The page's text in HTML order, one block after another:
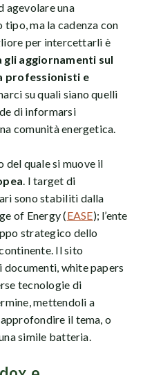
agevolare una
ma la cadenza con
per intercettarli è
gli aggiornamenti sul
professionisti e
su quali siano quelli
di informarsi
comunità energetica.
del quale si muove il
. I target di
sono stabiliti dalla
of Energy (EASE); l’ente
strategico dello
Il sito
documenti, white papers
tecnologie di
mettendoli a
il tema, o
simile batteria.